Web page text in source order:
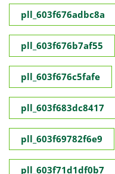
pll_603f676adbc8a
pll_603f676b7af55
pll_603f676c5fafe
pll_603f683dc8417
pll_603f69782f6e9
pll_603f71d1df0b7